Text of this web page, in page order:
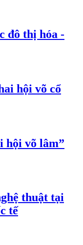
đô thị hóa -
hội võ cổ
hội võ lâm”
thuật tại
tế